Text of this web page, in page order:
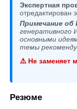
Экспертная
отредактирован
Примечание об
генеративного
основными
темы
⚠️ Не заменяет
Резюме